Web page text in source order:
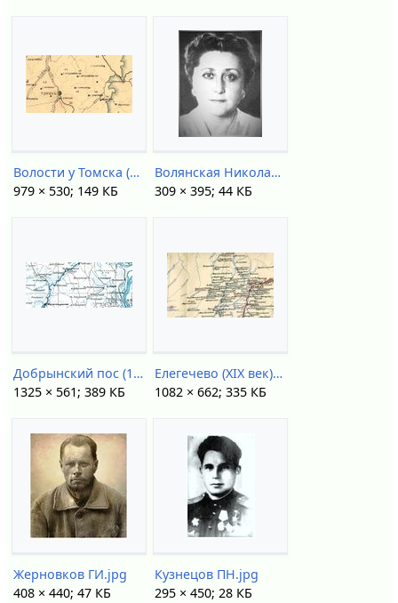
Волости у Томска (1914).jpg
979 × 530; 149 КБ
Волянская Николаева ГЕ.jpg
309 × 395; 44 КБ
Добрынский пос (1921).jpg
1325 × 561; 389 КБ
Елегечево (XIX век).jpg
1082 × 662; 335 КБ
Жерновков ГИ.jpg
408 × 440; 47 КБ
Кузнецов ПН.jpg
295 × 450; 28 КБ